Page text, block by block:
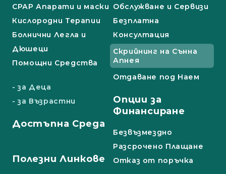
СРАР Апарати и маски
Кислородни Терапии
Болнични Легла и
Дюшеци
Помощни Средства
- за Деца
- за Възрастни
Достъпна Среда
Обслужване и Сервизи
Безплатна
Консултация
Скрийнинг на Сънна
Апнея
Отдаване под Наем
Опции за
Финансиране
Безвъзмездно
Разсрочено Плащане
Полезни Линкове Отказ от поръчка